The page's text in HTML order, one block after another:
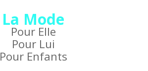
La Mode
Pour Elle
Pour Lui
Pour Enfants